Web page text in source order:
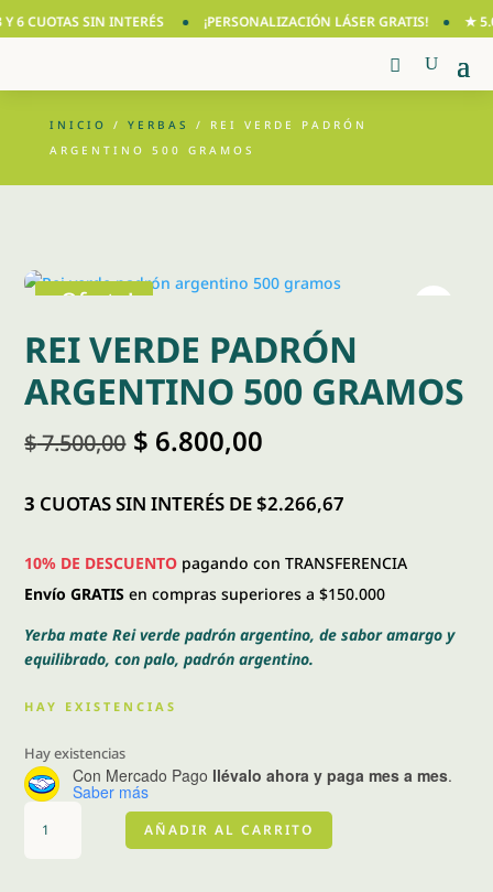
CUOTAS SIN INTERÉS ¡PERSONALIZACIÓN LÁSER GRATIS! ★ 5.0
INICIO / YERBAS
/ REI VERDE PADRÓN
ARGENTINO 500 GRAMOS
¡Oferta!
REI VERDE PADRÓN
ARGENTINO 500 GRAMOS
$7.500,00 El
precio
original
era:
$ 6.800,00
es:
3 CUOTAS SIN INTERÉS DE $2.266,67
10% DE DESCUENTO pagando con TRANSFERENCIA
Envío GRATIS en compras superiores a $150.000
Yerba mate Rei verde padrón argentino, de sabor amargo y
equilibrado, con palo, padrón argentino.
HAY EXISTENCIAS
Hay existencias
Con Mercado Pago llévalo ahora y paga mes a mes.
Saber más
verde
AÑADIR AL CARRITO